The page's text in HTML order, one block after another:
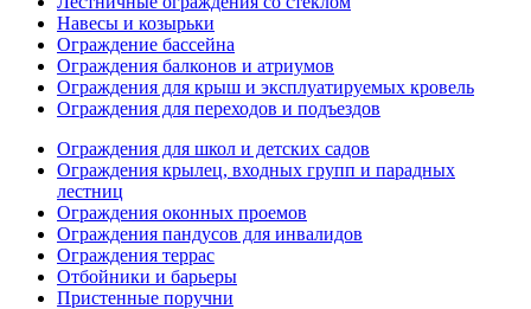
Навесы и козырьки
Ограждение бассейна
Ограждения балконов и атриумов
Ограждения для крыш и эксплуатируемых кровель
Ограждения для переходов и подъездов
Ограждения для школ и детских садов
Ограждения крылец, входных групп и парадных
лестниц
Ограждения оконных проемов
Ограждения пандусов для инвалидов
Ограждения террас
Отбойники и барьеры
Пристенные поручни